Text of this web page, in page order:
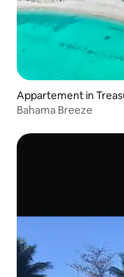
Appartement in
Bahama Breeze